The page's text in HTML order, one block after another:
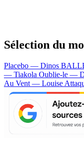
Sélection du
Placebo — Dinos
— Tiakola Oublie-le —
Au Vent — Louise